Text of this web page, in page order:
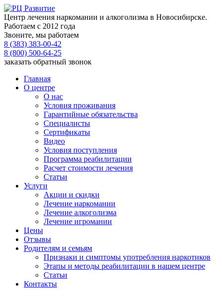
Центр лечения наркомании и алкоголизма в Новосибирске.
Работаем с 2012 года
Звоните, мы работаем
8 (383) 383-00-42
8 (800) 500-64-25
заказать обратный звонок
Главная
О центре
О нас
Условия проживания
Гарантийные обязательства
Специалисты
Сертификаты
Видео
Условия поступления
Программа реабилитации
Расчет стоимости лечения
Статьи
Услуги
Акции и скидки
Лечение наркомании
Лечение алкоголизма
Лечение игромании
Цены
Отзывы
Родителям и семьям
Признаки и симптомы употребления наркотиков
Этапы и методы реабилитации в нашем центре
Статьи
Контакты